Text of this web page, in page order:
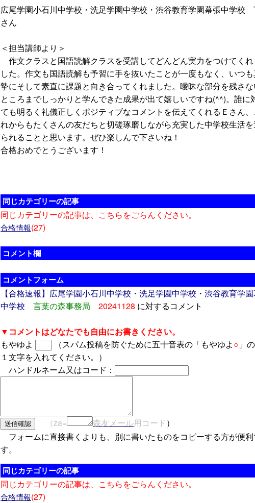
広尾学園小石川中学校・洗足学園中学校・渋谷教育学園幕張中学校
さん
＜担当講師より＞
作文クラスと国語読解クラスを受講してどんどん実力をつけてくれ
した。作文も国語読解も予習に手を抜いたことが一度もなく、いつ
摯にそして素直に課題と向き合ってくれました。曖昧な部分を残さ
ところまでしっかりと学んできた成果が出て嬉しいですね(^^)。誰に
ても明るく礼儀正しくポジティブなコメントを伝えてくれるＥさん、
れからもたくさんの友だちと切磋琢磨しながら充実した中学校生活
られることと思います。ぜひ楽しんで下さいね！
合格おめでとうございます！
同じカテゴリーの記事
同じカテゴリーの記事は、こちらをごらんください。
合格情報(27)
コメント欄
コメントフォーム
【合格速報】広尾学園小石川中学校・洗足学園中学校・渋谷教育学
中学校
言葉の森事務局 20241128 に対するコメント
▼コメントはどなたでも自由にお書きください。
もやゆよ
（スパム投稿を防ぐために五十音表の「もやゆよ○ 」
１文字を入れてください。）
ハンドルネーム又はコード：
（za= 森友メール用コード）
フォームに直接書くよりも、別に書いたものをコピーする方が便
す。
同じカテゴリーの記事
同じカテゴリーの記事は、こちらをごらんください。
合格情報(27)